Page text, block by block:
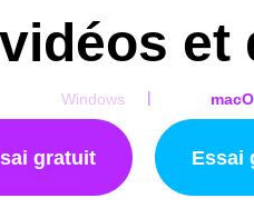
et
Windows |
gratuit Essai